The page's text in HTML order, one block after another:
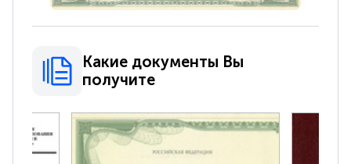
Какие документы Вы
получите